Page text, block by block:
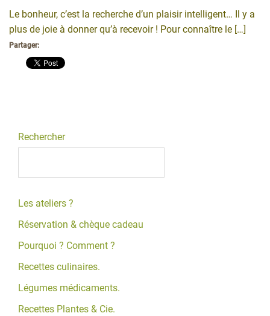
Le bonheur, c’est la recherche d’un plaisir intelligent… Il y a
plus de joie à donner qu’à recevoir ! Pour connaître le […]
Partager:
Rechercher
Les ateliers ?
Réservation & chèque cadeau
Pourquoi ? Comment ?
Recettes culinaires.
Légumes médicaments.
Recettes Plantes & Cie.